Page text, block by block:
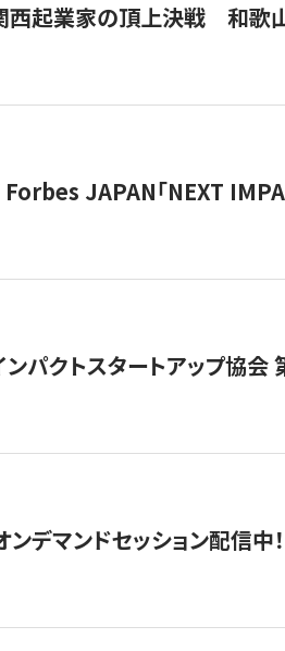
西起業家の頂上決戦 和歌
Forbes JAPAN「NEXT
ンパクトスタートアップ協
デマンドセッション配信中